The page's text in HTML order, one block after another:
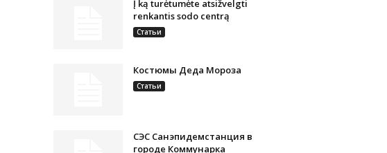
Į ką turėtumėte atsižvelgti
renkantis sodo centrą
Статьи
Костюмы Деда Мороза
Статьи
СЭС Санэпидемстанция в
городе Коммунарка